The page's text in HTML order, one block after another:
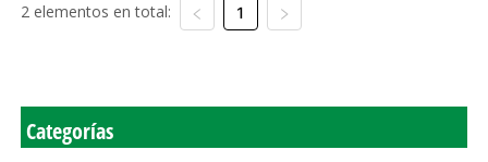
2 elementos en total: 1
Categorías